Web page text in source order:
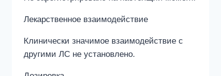
Лекарственное взаимодействие
Клинически значимое взаимодействие с
другими ЛС не установлено.